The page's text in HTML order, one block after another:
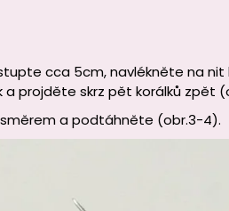
cca 5cm, navlékněte na nit
a projděte skrz pět korálků zpět
a podtáhněte (obr.3-4).